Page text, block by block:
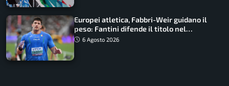
Europei atletica, Fabbri-Weir guidano il
peso: Fantini difende il titolo nel
martello
6 Agosto 2026